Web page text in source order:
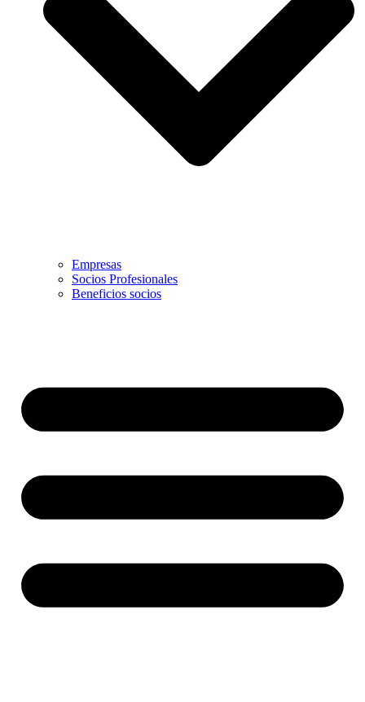
Empresas
Socios Profesionales
Beneficios socios